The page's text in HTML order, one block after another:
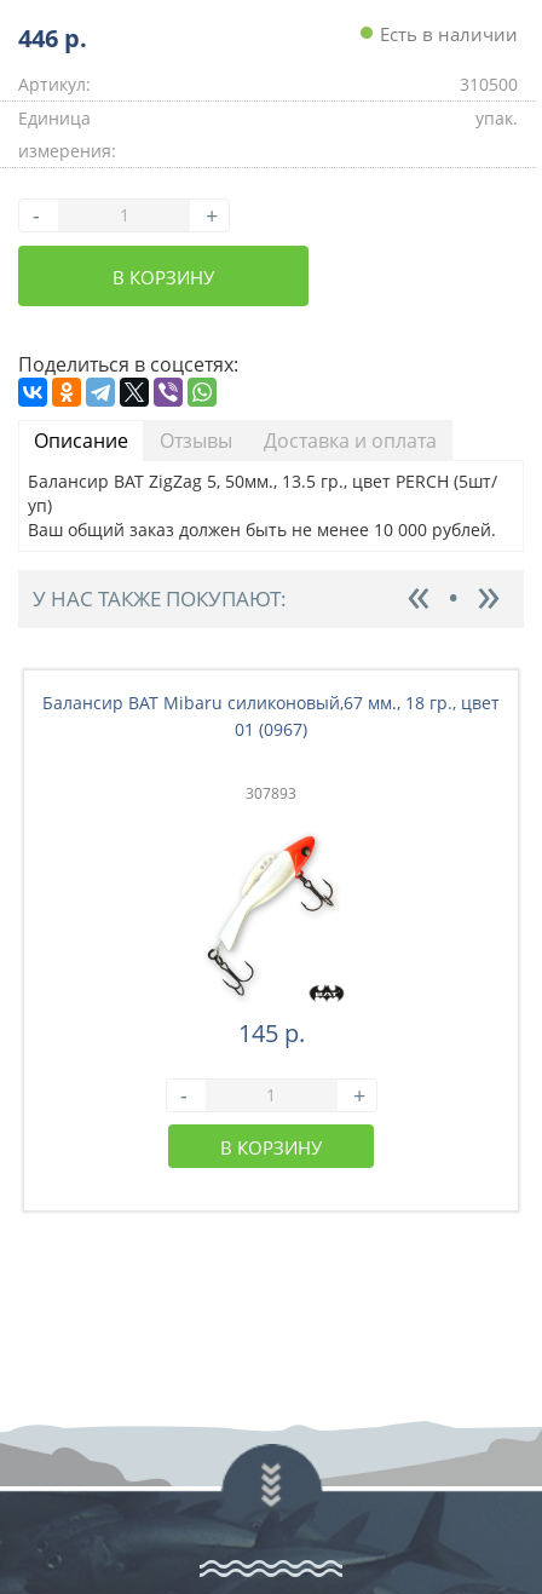
446 р. Есть в наличии
Артикул:
310500
Единица
измерения:
упак.
- +
В КОРЗИНУ
Поделиться в соцсетях:
Описание Отзывы Доставка и оплата
Балансир BAT ZigZag 5, 50мм., 13.5 гр., цвет PERCH (5шт/
уп)
Ваш общий заказ должен быть не менее 10 000 рублей.
У НАС ТАКЖЕ ПОКУПАЮТ:
Балансир BAT Mibaru силиконовый,67 мм., 18 гр., цвет
01 (0967)
307893
145 р.
- +
В КОРЗИНУ